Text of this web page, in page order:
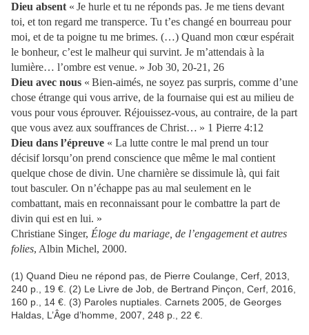
Dieu absent « Je hurle et tu ne réponds pas. Je me tiens devant
toi, et ton regard me transperce. Tu t’es changé en bourreau pour
moi, et de ta poigne tu me brimes. (…) Quand mon cœur espérait
le bonheur, c’est le malheur qui survint. Je m’attendais à la
lumière… l’ombre est venue. » Job 30, 20-21, 26
Dieu avec nous « Bien-aimés, ne soyez pas surpris, comme d’une
chose étrange qui vous arrive, de la fournaise qui est au milieu de
vous pour vous éprouver. Réjouissez-vous, au contraire, de la part
que vous avez aux souffrances de Christ… » 1 Pierre 4:12
Dieu dans l’épreuve « La lutte contre le mal prend un tour
décisif lorsqu’on prend conscience que même le mal contient
quelque chose de divin. Une charnière se dissimule là, qui fait
tout basculer. On n’échappe pas au mal seulement en le
combattant, mais en reconnaissant pour le combattre la part de
divin qui est en lui. »
Christiane Singer, Éloge du mariage, de l’engagement et autres
folies, Albin Michel, 2000.
(1) Quand Dieu ne répond pas, de Pierre Coulange, Cerf, 2013,
240 p., 19 €. (2) Le Livre de Job, de Bertrand Pinçon, Cerf, 2016,
160 p., 14 €. (3) Paroles nuptiales. Carnets 2005, de Georges
Haldas, L’Âge d’homme, 2007, 248 p., 22 €.